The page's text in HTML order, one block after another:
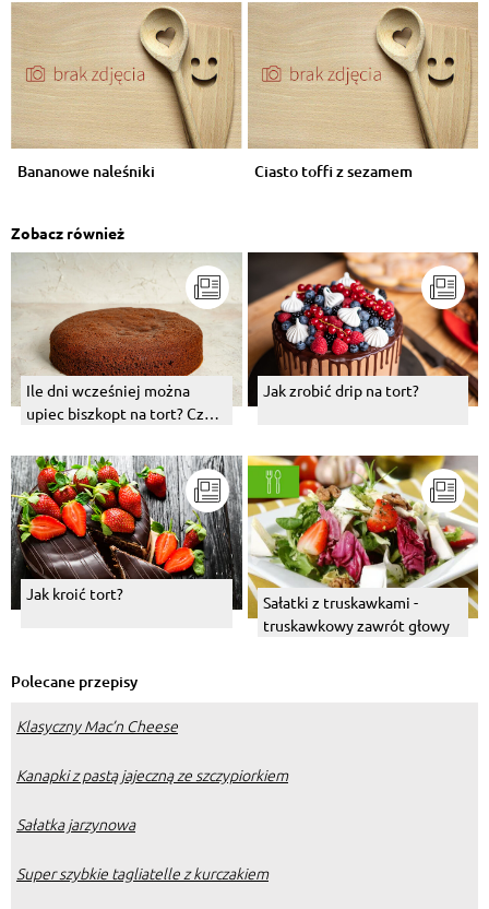
Bananowe naleśniki Ciasto toffi z sezamem
Zobacz również
Ile dni wcześniej można
upiec biszkopt na tort? Czy
wcześniej?
Jak zrobić drip na tort?
Jak kroić tort?
Sałatki z truskawkami -
truskawkowy zawrót głowy
Polecane przepisy
Klasyczny Mac’n Cheese
Kanapki z pastą jajeczną ze szczypiorkiem
Sałatka jarzynowa
Super szybkie tagliatelle z kurczakiem